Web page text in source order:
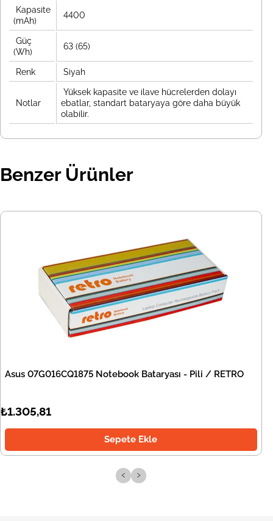
Kapasite
(mAh)
4400
Güç
(Wh)
63 (65)
Renk Siyah
Notlar
Yüksek kapasite ve ilave hücrelerden dolayı
ebatlar, standart bataryaya göre daha büyük
olabilir.
Benzer Ürünler
Asus 07G016CQ1875 Notebook Bataryası - Pili / RETRO
₺1.305,81
Sepete Ekle
‹ ›